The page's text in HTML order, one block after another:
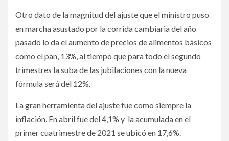
Otro dato de la magnitud del ajuste que el ministro puso
en marcha asustado por la corrida cambiaria del año
pasado lo da el aumento de precios de alimentos básicos
como el pan, 13%, al tiempo que para todo el segundo
trimestres la suba de las jubilaciones con la nueva
fórmula será del 12%.
La gran herramienta del ajuste fue como siempre la
inflación. En abril fue del 4,1% y la acumulada en el
primer cuatrimestre de 2021 se ubicó en 17,6%.